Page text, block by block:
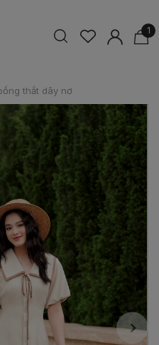
1
thắt dây nơ